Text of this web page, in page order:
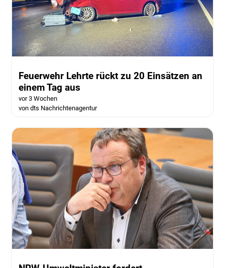
Feuerwehr Lehrte rückt zu 20 Einsätzen an
einem Tag aus
vor 3 Wochen
von dts Nachrichtenagentur